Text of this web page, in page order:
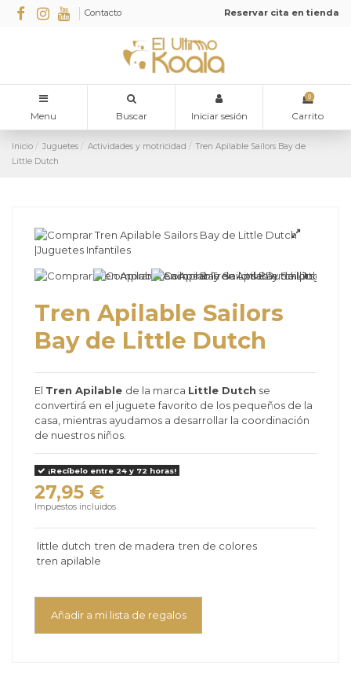
Contacto Reservar cita en tienda
Menu Buscar Iniciar sesión
0
Carrito
Inicio Juguetes Actividades y motricidad
Tren Apilable Sailors Bay de
Little Dutch
Tren Apilable Sailors
Bay de Little Dutch
El Tren Apilable de la marca Little Dutch se
convertirá en el juguete favorito de los pequeños de la
casa, mientras ayudamos a desarrollar la coordinación
de nuestros niños.
¡Recíbelo entre 24 y 72 horas!
27,95 €
Impuestos incluidos
little dutch tren de madera tren de colores
tren apilable
Añadir a mi lista de regalos